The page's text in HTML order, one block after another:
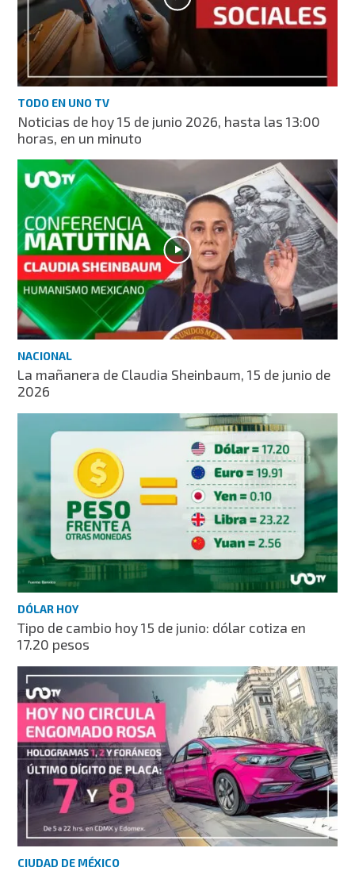
TODO EN UNO TV
Noticias de hoy 15 de junio 2026, hasta las 13:00
horas, en un minuto
NACIONAL
La mañanera de Claudia Sheinbaum, 15 de junio de
2026
DÓLAR HOY
Tipo de cambio hoy 15 de junio: dólar cotiza en
17.20 pesos
CIUDAD DE MÉXICO